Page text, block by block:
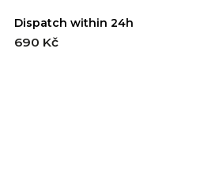
Dispatch within 24h
690 Kč